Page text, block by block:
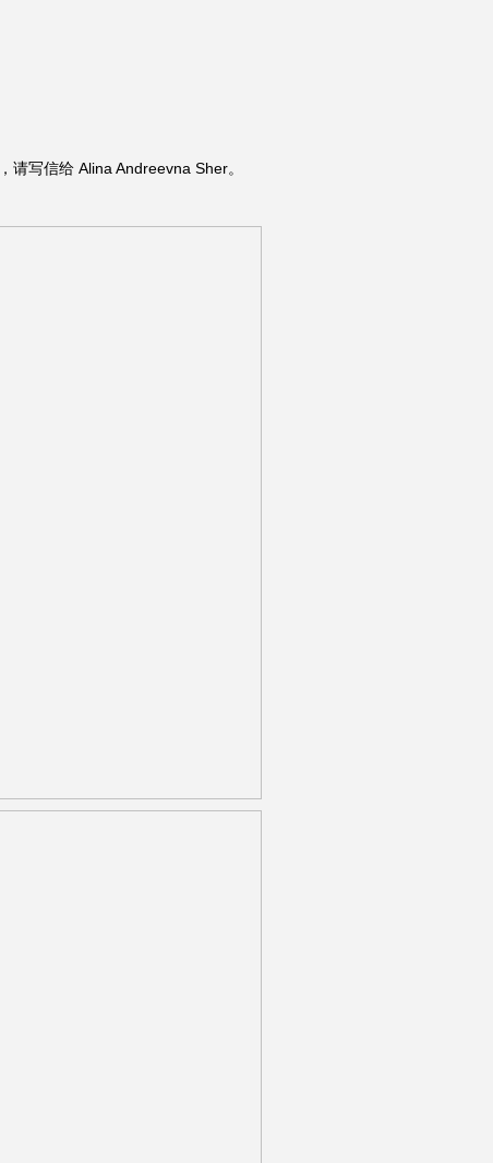
写信给 Alina Andreevna Sher。